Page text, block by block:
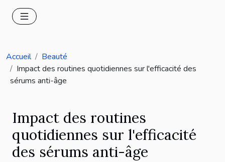
Accueil
Beauté
Impact des routines quotidiennes sur l'efficacité des
sérums anti-âge
Impact des routines
quotidiennes sur l'efficacité
des sérums anti-âge